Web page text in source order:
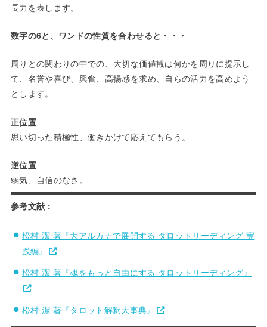
長力を表します。
数字の6と、ワンドの性質を合わせると・・・
周りとの関わりの中での、大切な価値観は何かを周りに提示し
て、名誉や喜び、興奮、高揚感を求め、自らの活力を高めよう
とします。
正位置
思い切った積極性、働きかけて応えてもらう。
逆位置
弱気、自信のなさ。
参考文献：
松村 潔 著『大アルカナで展開する タロットリーディング 実
践編』
松村 潔 著『魂をもっと自由にする タロットリーディング』
松村 潔 著『タロット解釈大事典』